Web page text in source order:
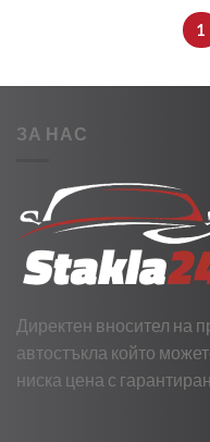
1
ЗА НАС
Директен вносител на
автостъкла който
ниска цена с